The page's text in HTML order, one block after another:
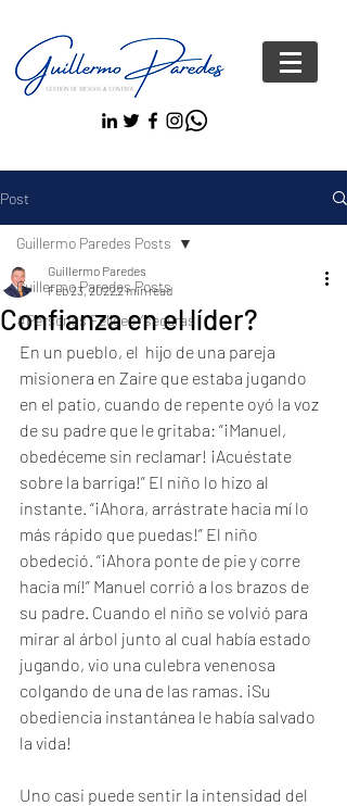
Post
Guillermo Paredes Posts
#Personas FelicesYseguras
Guillermo Paredes Posts
Confianza en el líder?
Guillermo Paredes
Feb 23, 20222 min read
En un pueblo, el  hijo de una pareja
misionera en Zaire que estaba jugando
en el patio, cuando de repente oyó la voz
de su padre que le gritaba: “¡Manuel,
obedéceme sin reclamar! ¡Acuéstate
sobre la barriga!” El niño lo hizo al
instante. “¡Ahora, arrástrate hacia mí lo
más rápido que puedas!” El niño
obedeció. “¡Ahora ponte de pie y corre
hacia mí!” Manuel corrió a los brazos de
su padre. Cuando el niño se volvió para
mirar al árbol junto al cual había estado
jugando, vio una culebra venenosa
colgando de una de las ramas. ¡Su
obediencia instantánea le había salvado
la vida!
Uno casi puede sentir la intensidad del